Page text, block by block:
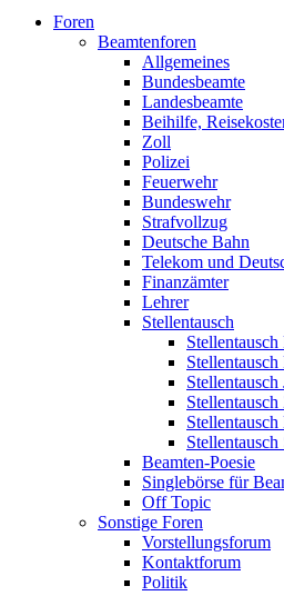
Foren
Beamtenforen
Allgemeines
Bundesbeamte
Landesbeamte
Beihilfe,
Zoll
Polizei
Feuerwehr
Bundeswehr
Strafvollzug
Deutsche Bahn
Telekom und
Finanzämter
Lehrer
Stellentausch
Stellentausch
Stellentausch
Beamten-Poesie
Singlebörse für
Off Topic
Sonstige Foren
Vorstellungsforum
Kontaktforum
Politik